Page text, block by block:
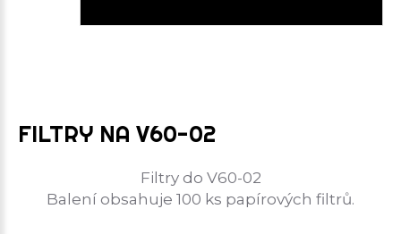
FILTRY NA V60-02
Filtry do V60-02
Balení obsahuje 100 ks papírových filtrů.